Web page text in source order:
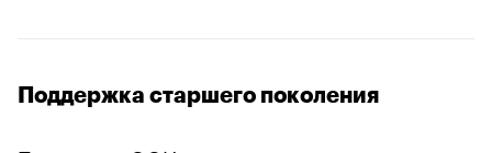
Поддержка старшего поколения